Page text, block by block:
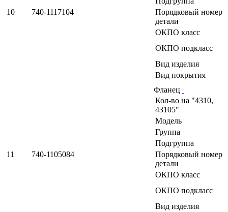
10 740-1117104
Порядковый номер
детали
ОКПО класс
ОКПО подкласс
Вид изделия
Вид покрытия
11 740-1105084
Фланец
Кол-во на "4310,
43105"
Модель
Группа
Подгруппа
Порядковый номер
детали
ОКПО класс
ОКПО подкласс
Вид изделия